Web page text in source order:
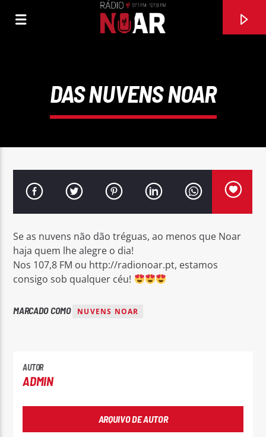
MENSAGEM PRA VOCE (COM BIAGGIO ANTONECCI
JOANNA
DAS NUVENS NOAR
Se as nuvens não dão tréguas, ao menos que Noar
haja quem lhe alegre o dia!
Nos 107,8 FM ou http://radionoar.pt, estamos
consigo sob qualquer céu!
MARCADO COMO NUVENS NOAR
AUTOR
ADMIN
ARQUIVO DE AUTOR